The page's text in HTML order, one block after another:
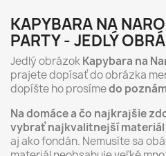
KAPYBARA NA
PARTY - JEDLÝ
Jedlý obrázokKapybara na
prajete dopísať do obrázka
dopíšte ho prosímedo
Na domáce a čo najkrajšie
vybrať najkvalitnejší materiál
aj ako fondán. Nemusíte sa